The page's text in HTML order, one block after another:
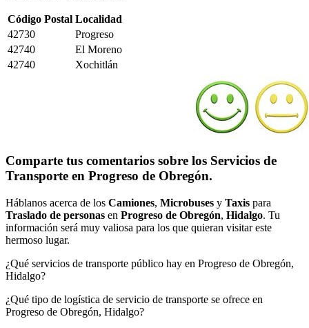
Código Postal Localidad
42730
Progreso
42740
El Moreno
42740
Xochitlán
Comparte tus comentarios sobre los Servicios de
Transporte en Progreso de Obregón.
Háblanos acerca de los Camiones, Microbuses y Taxis para
Traslado de personas en Progreso de Obregón, Hidalgo. Tu
información será muy valiosa para los que quieran visitar este
hermoso lugar.
¿Qué servicios de transporte público hay en Progreso de Obregón,
Hidalgo?
¿Qué tipo de logística de servicio de transporte se ofrece en
Progreso de Obregón, Hidalgo?